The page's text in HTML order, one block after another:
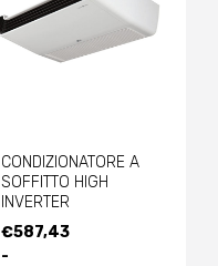
CONDIZIONATORE A
SOFFITTO HIGH
INVERTER
€587,43
-
FASCIA
DI